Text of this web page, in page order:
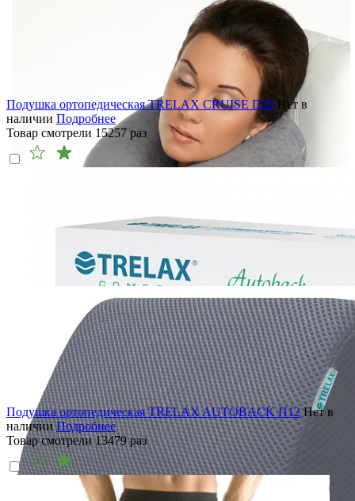
Подушка ортопедическая TRELAX CRUISE П36 Нет в
наличии Подробнее
Товар смотрели 15257 раз
Подушка ортопедическая TRELAX AUTOBACK П12 Нет в
наличии Подробнее
Товар смотрели13479раз